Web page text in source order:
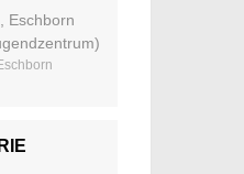
Eschborn